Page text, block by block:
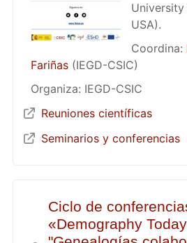
USA).
Coordina:
Fariñas(IEGD-CSIC)
Organiza: IEGD-CSIC
Reuniones científicas
Seminarios y conferencias
Ciclo de
«Demography